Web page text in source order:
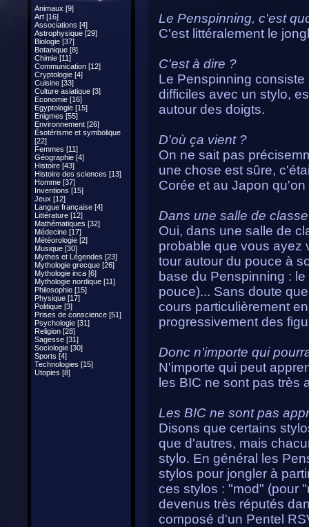
Animaux [9]
Art [16]
Associations [4]
Astrophysique [29]
Biologie [37]
Botanique [8]
Chimie [11]
Communication [12]
Cryptologie [4]
Cuisine [33]
Culture asiatique [3]
Economie [16]
Egyptologie [15]
Enigmes [55]
Environnement [26]
Ésotérisme et symbolique
[22]
Femmes [11]
Géographie [4]
Histoire [43]
Histoire des sciences [13]
Homme [37]
Inventions [15]
Jeux [12]
Langue française [4]
Littérature [12]
Mathématiques [32]
Médecine [17]
Météorologie [2]
Musique [30]
Mythes et Légendes [23]
Mythologie grecque [26]
Mythologie inca [6]
Mythologie nordique [11]
Philosophie [15]
Physique [17]
Politique [3]
Prises de conscience [51]
Psychologie [31]
Religion [28]
Sagesse [31]
Sociologie [30]
Sports [4]
Technologies [15]
Utopies [8]
Le Penspinning, c'est
C'est littéralement le
C'est à dire ?
Le Penspinning
difficiles avec un stylo,
autour des doigts.
D'où ça vient ?
On ne sait pas
une chose est sûre,
Corée et au Japon
Dans une salle de
Oui, dans une salle de
probable que vous ayez
tour autour du pouce à
base du Penspinning :
pouce)... Sans doute
cours particulièrement
progressivement des
Donc n'importe qui
N'importe qui peut
les BIC ne sont pas très
Les BIC ne sont pas
Disons que certains
que d'autres, mais
stylo. En général les
stylos pour jongler à
ces stylos : "mod" (pour
devenus très réputés
composé d'un Pentel